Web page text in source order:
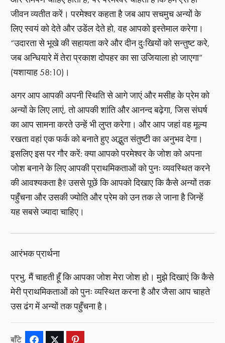
जीवन व्यतीत करें। परमेश्वर कहता है जब आप सचमुच अन्यों के
लिए स्वयं को देते और उडेंल देते हो, वह आपको इस्तेमाल करेगा।
“उदारता से भूखे की सहायता करे और दीन दुःखियों को सन्तुष्ट करे,
जब अन्धियारे में तेरा प्रकाश दोपहर का सा उजियाला हो जाएगा”
(यशायाह 58:10)।
अगर आप आपकी अपनी स्थिति से आगे जाएं और मसीह के प्रेम को
अन्यों के लिए लाएं, तो आपकी शांति और आनन्द बढ़ेगा, जिस संघर्ष
का आप सामना करते उन्हें भी लुप्त करेगा। और आप जहां वह मूल्य
रखता वहां एक फर्क को बनाते हुए अद्भुत संतुष्टी का अनुभव देगा।
इसलिए इस पर गौर करें: क्या आपको परमेश्वर के जोश को अपना
जोश बनाने के लिए आपकी प्राथमिकताओं को पुनः व्यवस्थित करने
की आवश्यकता है? उससे पूछें कि आपको दिखाए कि कैसे अन्यों तक
पहुँचना और उसकी ज्योति और प्रेम को उन तक ले जाना है जिन्हें
यह सबसे ज्यादा चाहिए।
आरंभक प्रार्थना
प्रभु, मैं चाहती हूँ कि आपका जोश मेरा जोश हो। मुझे दिखाएं कि कैसे
मेरी प्राथमिकताओं को पुनः व्यस्थित करना है और जैसा आप चाहते
उस ढंग में अन्यों तक पहुँचना है।
बाँटे Facebook Twitter